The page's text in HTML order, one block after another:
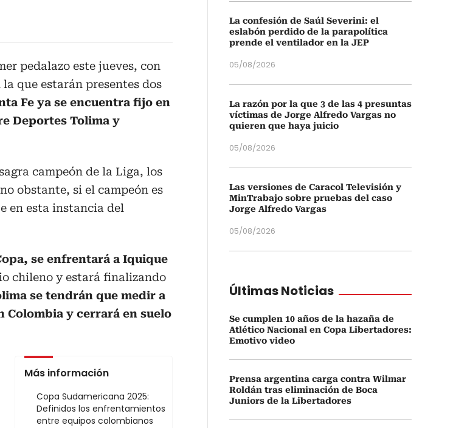
pedalazo este jueves, con
que estarán presentes dos
Fe ya se encuentra fijo en
Deportes Tolima y
campeón de la Liga, los
obstante, si el campeón es
en esta instancia del
se enfrentará a Iquique
chileno y estará finalizando
se tendrán que medir a
Colombia y cerrará en suelo
Más información
Copa Sudamericana 2025:
Definidos los enfrentamientos
entre equipos colombianos
La confesión de Saúl Severini: el
eslabón perdido de la parapolítica
prende el ventilador en la JEP
05/08/2026
La razón por la que 3 de las 4 presuntas
víctimas de Jorge Alfredo Vargas no
quieren que haya juicio
05/08/2026
Las versiones de Caracol Televisión y
MinTrabajo sobre pruebas del caso
Jorge Alfredo Vargas
05/08/2026
Últimas Noticias
Se cumplen 10 años de la hazaña de
Atlético Nacional en Copa Libertadores:
Emotivo video
Prensa argentina carga contra Wilmar
Roldán tras eliminación de Boca
Juniors de la Libertadores